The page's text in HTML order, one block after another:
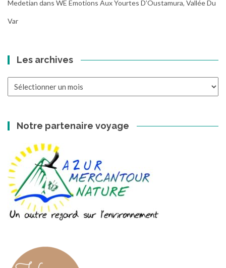
Medetian dans WE Emotions Aux Yourtes D’Oustamura, Vallée Du
Var
Les archives
Les
Notre partenaire voyage